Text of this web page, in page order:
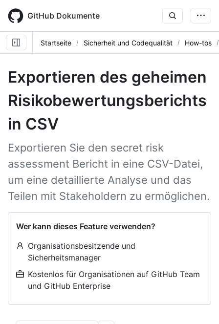
main
content
GitHub Dokumente
Startseite Sicherheit und Codequalität How-tos
Exportieren des geheimen
Risikobewertungsberichts
in CSV
Exportieren Sie den secret risk
assessment Bericht in eine CSV-Datei,
um eine detaillierte Analyse und das
Teilen mit Stakeholdern zu ermöglichen.
Wer kann dieses Feature verwenden?
Organisationsbesitzende und
Sicherheitsmanager
Kostenlos für Organisationen auf GitHub Team
und GitHub Enterprise